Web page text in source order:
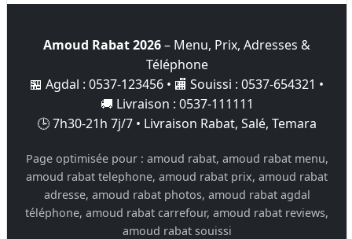
Amoud Rabat 2026– Menu, Prix, Adresses &
Téléphone
🏪 Agdal : 0537-123456 • 🏬 Souissi : 0537-654321 •
🚚 Livraison : 0537-111111
🕒 7h30-21h 7j/7 • Livraison Rabat, Salé, Temara
Page optimisée pour : amoud rabat, amoud rabat menu,
amoud rabat telephone, amoud rabat prix, amoud rabat
adresse, amoud rabat photos, amoud rabat agdal
téléphone, amoud rabat carrefour, amoud rabat reviews,
amoud rabat souissi